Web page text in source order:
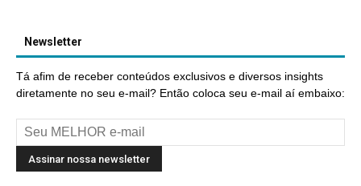
Newsletter
Tá afim de receber conteúdos exclusivos e diversos insights
diretamente no seu e-mail? Então coloca seu e-mail aí embaixo: